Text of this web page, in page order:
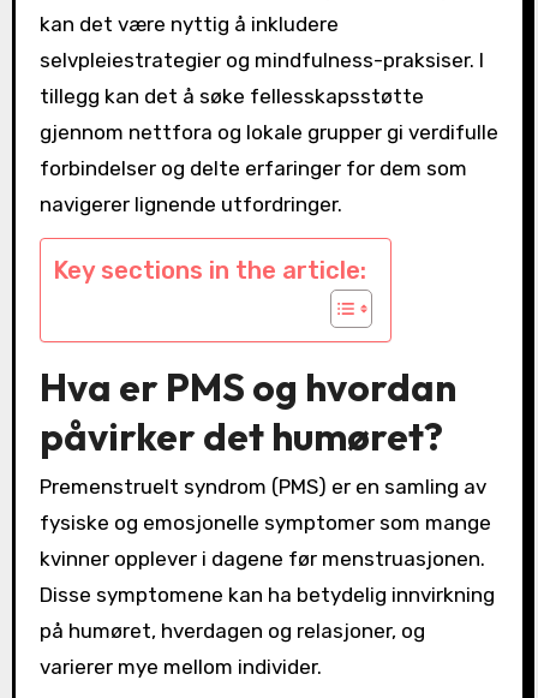
kan det være nyttig å inkludere
selvpleiestrategier og mindfulness-praksiser. I
tillegg kan det å søke fellesskapsstøtte
gjennom nettfora og lokale grupper gi verdifulle
forbindelser og delte erfaringer for dem som
navigerer lignende utfordringer.
Key sections in the article:
Hva er PMS og hvordan
påvirker det humøret?
Premenstruelt syndrom (PMS) er en samling av
fysiske og emosjonelle symptomer som mange
kvinner opplever i dagene før menstruasjonen.
Disse symptomene kan ha betydelig innvirkning
på humøret, hverdagen og relasjoner, og
varierer mye mellom individer.